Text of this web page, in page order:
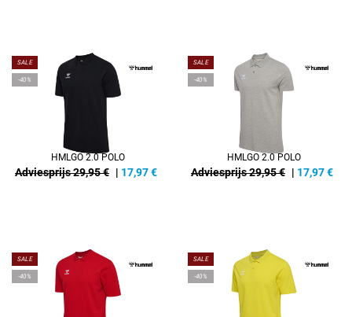
SALE
-40%
HMLGO 2.0 POLO
Adviesprijs 29,95 € | 17,97€
SALE
-40%
HMLGO 2.0 POLO
Adviesprijs 29,95 € | 17,97€
SALE
-40%
SALE
-40%